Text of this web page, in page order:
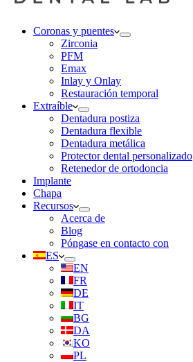
Coronas y puentes
Zirconia
PFM
Emax
Inlay y Onlay
Restauración temporal
Extraíble
Dentadura postiza
Dentadura flexible
Dentadura metálica
Protector dental personalizado
Retenedor de ortodoncia
Implante
Chapa
Recursos
Acerca de
Blog
Póngase en contacto con
ES
EN
FR
DE
IT
BG
DA
KO
PL